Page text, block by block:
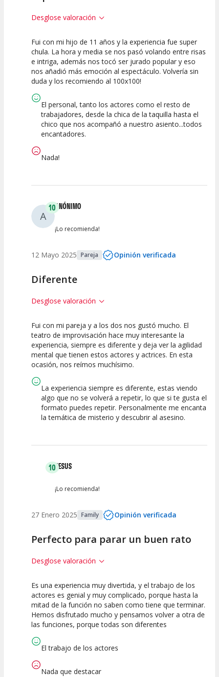
Desglose valoración
10
Calidad del
Espectáculo
10
Puesta en
Escena
10
Interpretación
artística
Fui con mi hijo de 11 años y la experiencia fue super
chula. La hora y media se nos pasó volando entre risas
e intriga, además nos tocó ser jurado popular y eso
nos añadió más emoción al espectáculo. Volvería sin
duda y los recomiendo al 100x100!
El personal, tanto los actores como el resto de
trabajadores, desde la chica de la taquilla hasta el
chico que nos acompañó a nuestro asiento...todos
encantadores.
Nada!
A
10ANÓNIMO
¡Lo recomienda!
12 Mayo 2025 Pareja Opinión verificada
Diferente
Desglose valoración
10
Calidad del
Espectáculo
10
Puesta en
Escena
10
Interpretación
artística
Fui con mi pareja y a los dos nos gustó mucho. El
teatro de improvisación hace muy interesante la
experiencia, siempre es diferente y deja ver la agilidad
mental que tienen estos actores y actrices. En esta
ocasión, nos reímos muchísimo.
La experiencia siempre es diferente, estas viendo
algo que no se volverá a repetir, lo que si te gusta el
formato puedes repetir. Personalmente me encanta
la temática de misterio y descubrir al asesino.
10JESUS
¡Lo recomienda!
27 Enero 2025 Family Opinión verificada
Perfecto para parar un buen rato
Desglose valoración
10
Calidad del
Espectáculo
10
Puesta en
Escena
10
Interpretación
artística
Es una experiencia muy divertida, y el trabajo de los
actores es genial y muy complicado, porque hasta la
mitad de la función no saben como tiene que terminar.
Hemos disfrutado mucho y pensamos volver a otra de
las funciones, porque todas son diferentes
El trabajo de los actores
Nada que destacar